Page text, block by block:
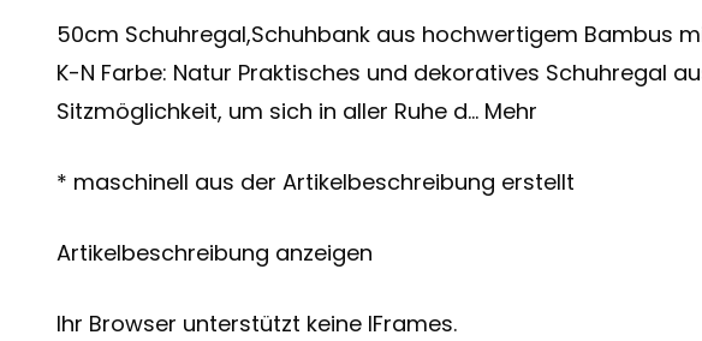
50cm Schuhregal,Schuhbank aus hochwertigem Bambus
K-N Farbe: Natur Praktisches und dekoratives Schuhregal
Sitzmöglichkeit, um sich in aller Ruhe d… Mehr
* maschinell aus der Artikelbeschreibung erstellt
Artikelbeschreibung anzeigen
Ihr Browser unterstützt keine IFrames.